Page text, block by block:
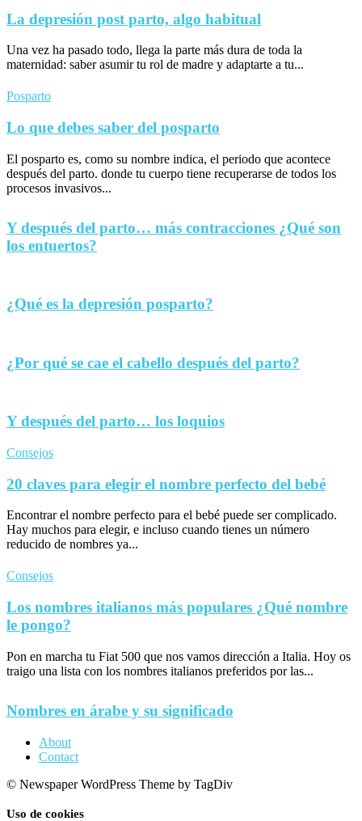
La depresión post parto, algo habitual
Una vez ha pasado todo, llega la parte más dura de toda la
maternidad: saber asumir tu rol de madre y adaptarte a tu...
Posparto
Lo que debes saber del posparto
El posparto es, como su nombre indica, el periodo que acontece
después del parto. donde tu cuerpo tiene recuperarse de todos los
procesos invasivos...
Y después del parto… más contracciones ¿Qué son
los entuertos?
¿Qué es la depresión posparto?
¿Por qué se cae el cabello después del parto?
Y después del parto… los loquios
Consejos
20 claves para elegir el nombre perfecto del bebé
Encontrar el nombre perfecto para el bebé puede ser complicado.
Hay muchos para elegir, e incluso cuando tienes un número
reducido de nombres ya...
Consejos
Los nombres italianos más populares ¿Qué nombre
le pongo?
Pon en marcha tu Fiat 500 que nos vamos dirección a Italia. Hoy os
traigo una lista con los nombres italianos preferidos por las...
Nombres en árabe y su significado
About
Contact
© Newspaper WordPress Theme by TagDiv
Uso de cookies